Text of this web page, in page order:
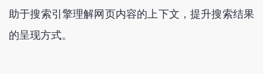
助于搜索引擎理解网页内容的上下文，提升搜索结果
的呈现方式。